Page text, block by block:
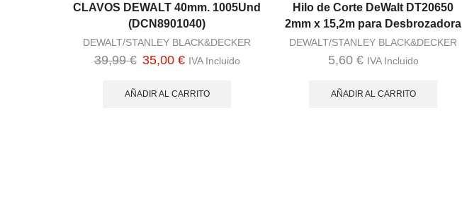
CLAVOS DEWALT 40mm. 1005Und
(DCN8901040)
DEWALT/STANLEY BLACK&DECKER
39,99€ El
original
35,00 €El
actual
IVA Incluido
AÑADIR AL CARRITO
Hilo de Corte DeWalt DT20650
2mm x 15,2m para Desbrozadora
DEWALT/STANLEY BLACK&DECKER
5,60 € IVA Incluido
AÑADIR AL CARRITO